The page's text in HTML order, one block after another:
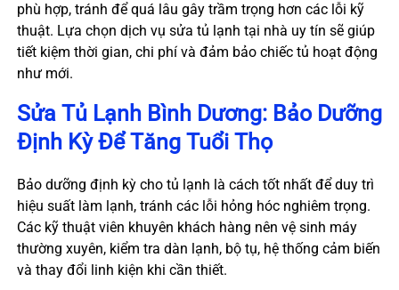
phù hợp, tránh để quá lâu gây trầm trọng hơn các lỗi kỹ
thuật. Lựa chọn dịch vụ sửa tủ lạnh tại nhà uy tín sẽ giúp
tiết kiệm thời gian, chi phí và đảm bảo chiếc tủ hoạt động
như mới.
Sửa Tủ Lạnh Bình Dương: Bảo Dưỡng
Định Kỳ Để Tăng Tuổi Thọ
Bảo dưỡng định kỳ cho tủ lạnh là cách tốt nhất để duy trì
hiệu suất làm lạnh, tránh các lỗi hỏng hóc nghiêm trọng.
Các kỹ thuật viên khuyên khách hàng nên vệ sinh máy
thường xuyên, kiểm tra dàn lạnh, bộ tụ, hệ thống cảm biến
và thay đổi linh kiện khi cần thiết.